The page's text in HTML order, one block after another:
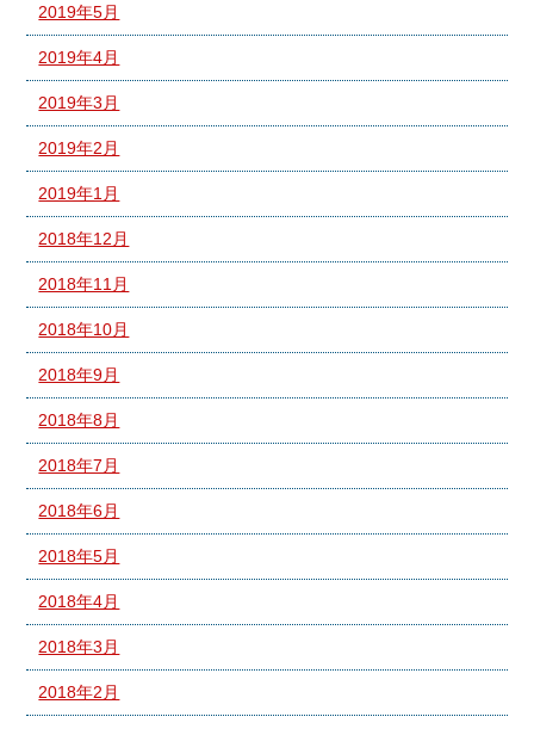
2019年5月
2019年4月
2019年3月
2019年2月
2019年1月
2018年12月
2018年11月
2018年10月
2018年9月
2018年8月
2018年7月
2018年6月
2018年5月
2018年4月
2018年3月
2018年2月